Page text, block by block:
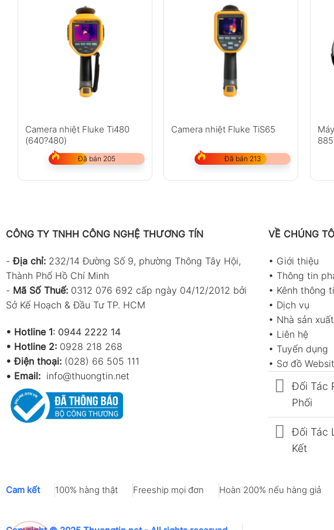
Camera nhiệt Fluke Ti480
(640?480)
Đã bán 205
Camera nhiệt Fluke TiS65
Đã bán 213
CÔNG TY TNHH CÔNG NGHỆ THƯƠNG TÍN
-Địa chỉ: 232/14 Đường Số 9, phường Thông Tây Hội,
Thành Phố Hồ Chí Minh
- Mã Số Thuế: 0312 076 692 cấp ngày 04/12/2012 bởi
Sở Kế Hoạch & Đầu Tư TP. HCM
• Hotline 1: 0944 2222 14
• Hotline 2: 0928 218 268
• Điện thoại: (028) 66 505 111
• Email: info@thuongtin.net
VỀ CHÚNG
• Giới thiệu
• Thông tin
• Kênh thông
• Dịch vụ
• Nhà sản xuất
• Liên hệ
• Tuyển dụng
• Sơ đồ
Đối Tác
Phối
Đối Tác
Kết
Cam kết 100% hàng thật Freeship mọi đơn Hoàn 200% nếu hàng giả